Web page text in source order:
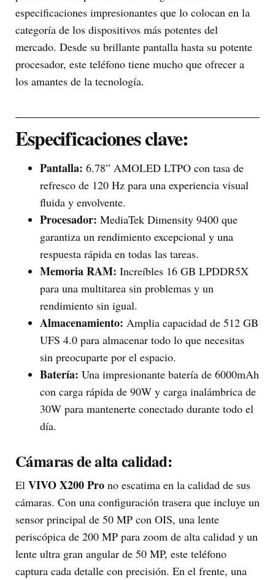
especificaciones impresionantes que lo colocan en la
categoría de los dispositivos más potentes del
mercado. Desde su brillante pantalla hasta su potente
procesador, este teléfono tiene mucho que ofrecer a
los amantes de la tecnología.
Especificaciones clave:
Pantalla: 6.78” AMOLED LTPO con tasa de
refresco de 120 Hz para una experiencia visual
fluida y envolvente.
Procesador: MediaTek Dimensity 9400 que
garantiza un rendimiento excepcional y una
respuesta rápida en todas las tareas.
Memoria RAM: Increíbles 16 GB LPDDR5X
para una multitarea sin problemas y un
rendimiento sin igual.
Almacenamiento: Amplia capacidad de 512 GB
UFS 4.0 para almacenar todo lo que necesitas
sin preocuparte por el espacio.
Batería: Una impresionante batería de 6000mAh
con carga rápida de 90W y carga inalámbrica de
30W para mantenerte conectado durante todo el
día.
Cámaras de alta calidad:
El VIVO X200 Pro no escatima en la calidad de sus
cámaras. Con una configuración trasera que incluye un
sensor principal de 50 MP con OIS, una lente
periscópica de 200 MP para zoom de alta calidad y un
lente ultra gran angular de 50 MP, este teléfono
captura cada detalle con precisión. En el frente, una